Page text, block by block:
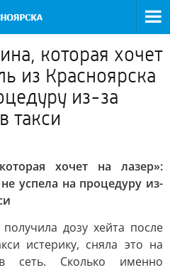
которая хочет
из Красноярска
из-за
такси
хочет на лазер»:
успела на процедуру из-
дозу хейта после
истерику, сняла это на
Сколько именно